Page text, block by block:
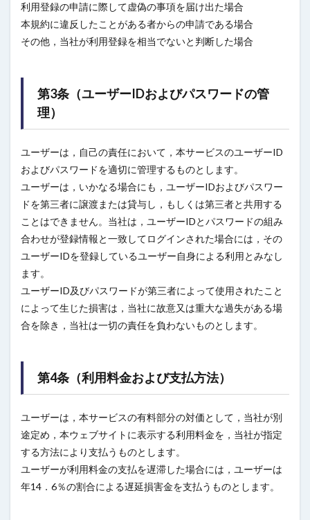
利用登録の申請に際して虚偽の事項を届け出た場合
本規約に違反したことがある者からの申請である場合
その他，当社が利用登録を相当でないと判断した場合
第3条（ユーザーIDおよびパスワードの管
理）
ユーザーは，自己の責任において，本サービスのユーザーID
およびパスワードを適切に管理するものとします。
ユーザーは，いかなる場合にも，ユーザーIDおよびパスワー
ドを第三者に譲渡または貸与し，もしくは第三者と共用する
ことはできません。当社は，ユーザーIDとパスワードの組み
合わせが登録情報と一致してログインされた場合には，その
ユーザーIDを登録しているユーザー自身による利用とみなし
ます。
ユーザーID及びパスワードが第三者によって使用されたこと
によって生じた損害は，当社に故意又は重大な過失がある場
合を除き，当社は一切の責任を負わないものとします。
第4条（利用料金および支払方法）
ユーザーは，本サービスの有料部分の対価として，当社が別
途定め，本ウェブサイトに表示する利用料金を，当社が指定
する方法により支払うものとします。
ユーザーが利用料金の支払を遅滞した場合には，ユーザーは
年14．6％の割合による遅延損害金を支払うものとします。